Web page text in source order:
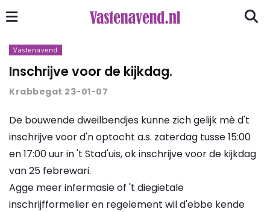
Vastenavend
Inschrijve voor de kijkdag.
Krabbegat 23-01-07
De bouwende dweilbendjes kunne zich gelijk mè d't
inschrijve voor d'n optocht a.s. zaterdag tusse 15:00
en 17:00 uur in 't Stad'uis, ok inschrijve voor de kijkdag
van 25 febrewari.
Agge meer infermasie of 't diegietale
inschrijfformelier en regelement wil d'ebbe kende